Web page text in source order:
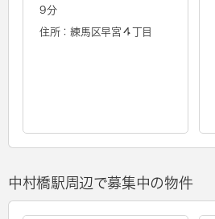
9分
住所：練馬区早宮４丁目
中村橋駅周辺で募集中の物件